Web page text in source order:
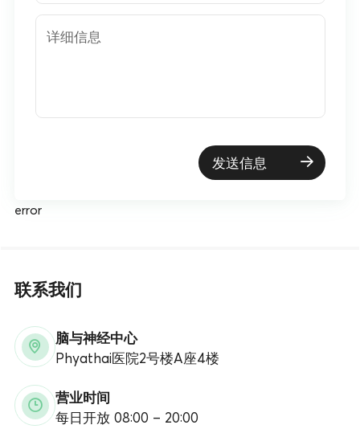
详细信息
发送信息
error
联系我们
脑与神经中心
Phyathai医院2号楼A座4楼
营业时间
每日开放 08:00 – 20:00